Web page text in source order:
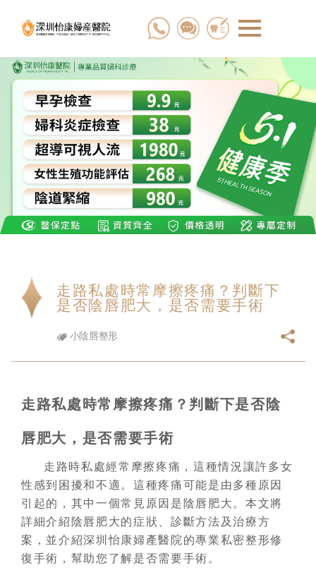
走路私處時常摩擦疼痛？判斷下
是否陰唇肥大，是否需要手術
小陰唇整形
走路私處時常摩擦疼痛？判斷下是否陰
唇肥大，是否需要手術
走路時私處經常摩擦疼痛，這種情況讓許多女
性感到困擾和不適。這種疼痛可能是由多種原因
引起的，其中一個常見原因是陰唇肥大。本文將
詳細介紹陰唇肥大的症狀、診斷方法及治療方
案，並介紹深圳怡康婦產醫院的專業私密整形修
復手術，幫助您了解是否需要手術。